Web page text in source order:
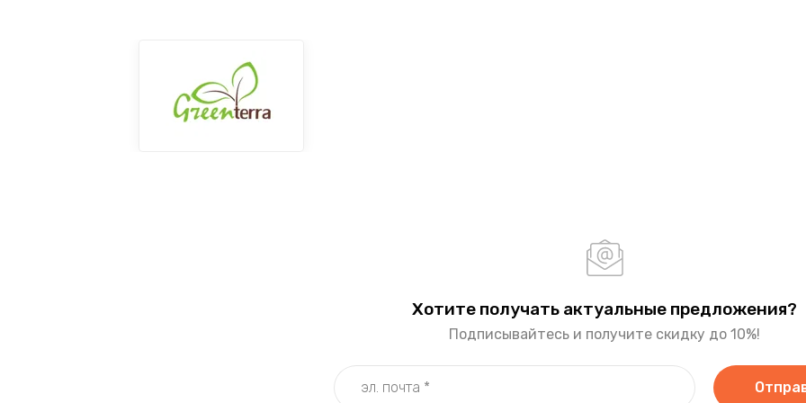
Хотите получать актуальные предложения?
Подписывайтесь и получите скидку до 10%!